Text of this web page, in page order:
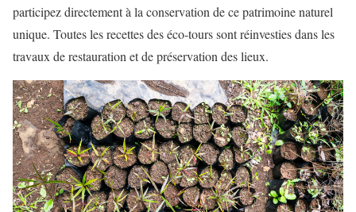
participez directement à la conservation de ce patrimoine naturel
unique. Toutes les recettes des éco-tours sont réinvesties dans les
travaux de restauration et de préservation des lieux.